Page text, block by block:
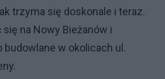
trzyma się doskonale i teraz.
na Nowy Bieżanów i
budowlane w okolicach ul.